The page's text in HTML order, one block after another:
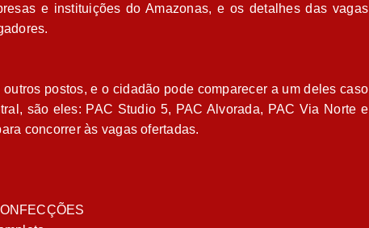
e instituições do Amazonas, e os detalhes das vagas
postos, e o cidadão pode comparecer a um deles caso
são eles: PAC Studio 5, PAC Alvorada, PAC Via Norte e
concorrer às vagas ofertadas.